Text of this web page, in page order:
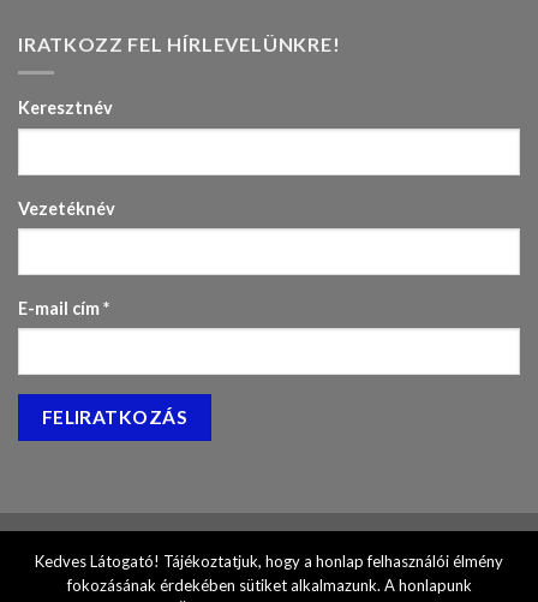
IRATKOZZ FEL HÍRLEVELÜNKRE!
Keresztnév
Vezetéknév
E-mail cím *
Site byTopweb
Kedves Látogató! Tájékoztatjuk, hogy a honlap felhasználói élmény
fokozásának érdekében sütiket alkalmazunk. A honlapunk